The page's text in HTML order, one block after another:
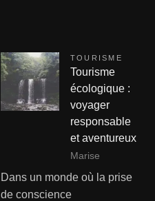
TOURISME
Tourisme
écologique :
voyager
responsable
et aventureux
Marise
Dans un monde où la prise
de conscience